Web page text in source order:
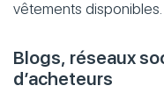
vêtements disponibles.
Blogs, réseaux
d’acheteurs